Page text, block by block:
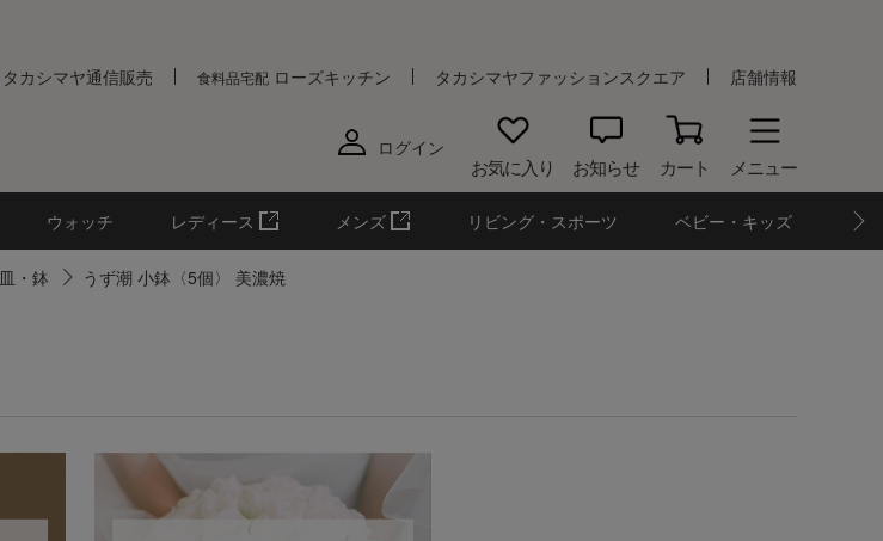
タカシマヤ通信販売 食料品宅配 ローズキッチン タカシマヤファッションスクエア 店舗情報
ログイン
お気に入り お知らせ カート メニュー
ウォッチ レディース メンズ リビング・スポーツ ベビー・キッズ
皿・鉢 うず潮 小鉢〈5個〉 美濃焼